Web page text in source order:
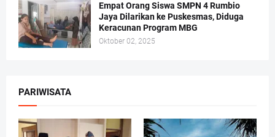
Empat Orang Siswa SMPN 4 Rumbio
Jaya Dilarikan ke Puskesmas, Diduga
Keracunan Program MBG
Oktober 02, 2025
PARIWISATA